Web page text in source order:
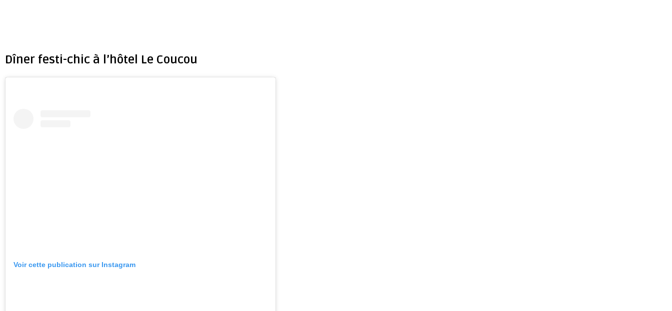
Dîner festi-chic à l’hôtel Le Coucou
Voir cette publication sur Instagram